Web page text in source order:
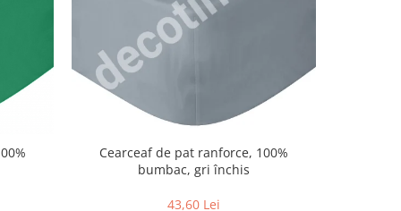
Cearceaf de pat ranforce, 100%
bumbac, gri închis
43,60 Lei